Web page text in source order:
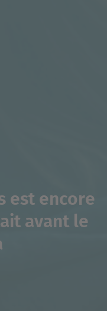
est encore
avant le